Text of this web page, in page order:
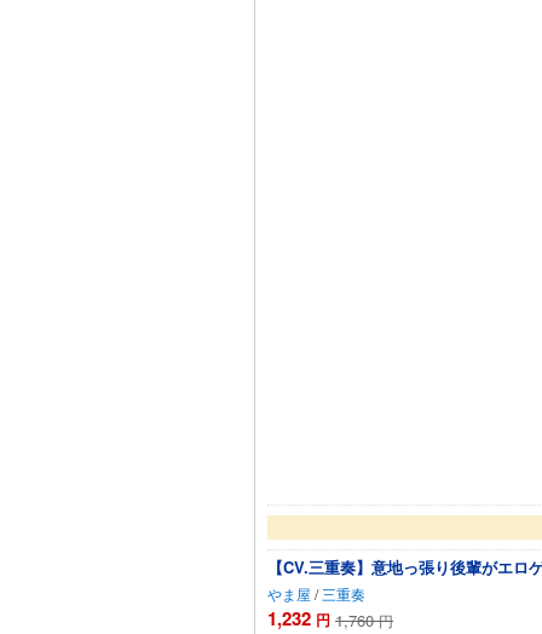
【CV.三重奏】意地っ張り後輩がエ
やま屋 /三重奏
1,232 円 1,760 円